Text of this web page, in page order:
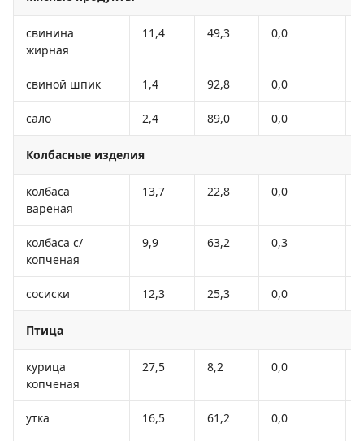
свинина
жирная
11,4 49,3 0,0
свиной шпик 1,4 92,8 0,0
сало 2,4 89,0 0,0
Колбасные изделия
колбаса
вареная
13,7 22,8 0,0
колбаса с/
копченая
9,9 63,2 0,3
сосиски 12,3 25,3 0,0
Птица
курица
копченая
27,5 8,2 0,0
утка 16,5 61,2 0,0